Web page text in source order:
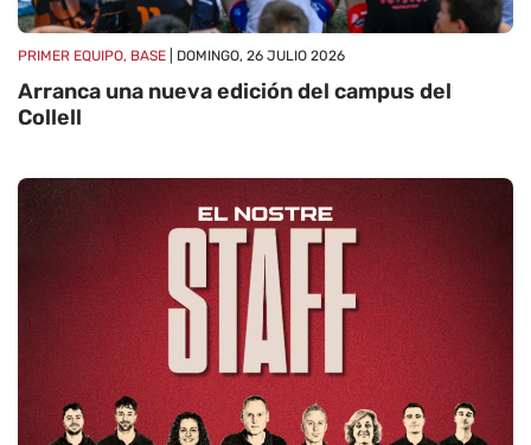
PRIMER EQUIPO, BASE | DOMINGO, 26 JULIO 2026
Arranca una nueva edición del campus del
Collell